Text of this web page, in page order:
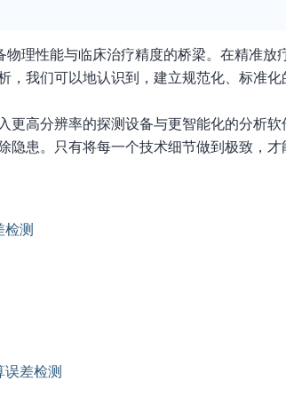
理性能与临床治疗精度的桥梁。在精准放
我们可以地认识到，建立规范化、标准
高分辨率的探测设备与更智能化的分析
患。只有将每一个技术细节做到极致，才
测
差检测